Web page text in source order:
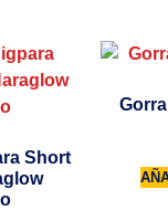
Short